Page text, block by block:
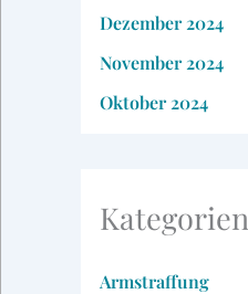
Dezember 2024
November 2024
Oktober 2024
Kategorien
Armstraffung